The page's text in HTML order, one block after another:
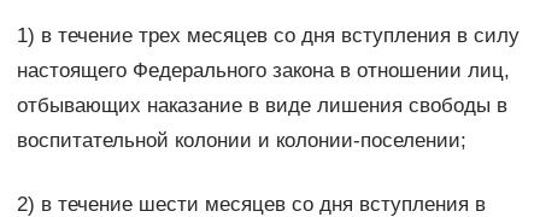
1) в течение трех месяцев со дня вступления в силу
настоящего Федерального закона в отношении лиц,
отбывающих наказание в виде лишения свободы в
воспитательной колонии и колонии-поселении;
2) в течение шести месяцев со дня вступления в